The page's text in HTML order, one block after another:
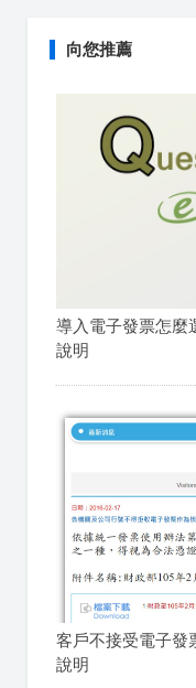
向您推薦
導入電子發票怎麼
說明
客戶不接受電子發
說明